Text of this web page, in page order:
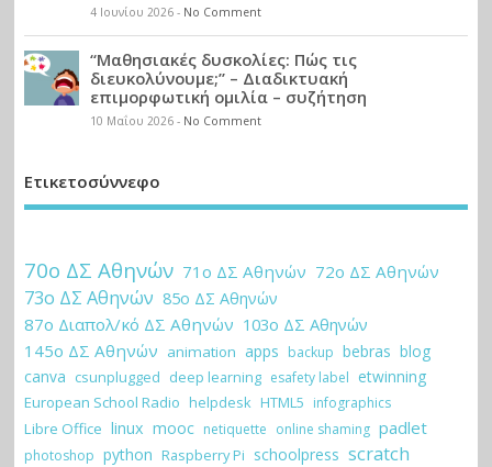
4 Ιουνίου 2026- No Comment
“Μαθησιακές δυσκολίες: Πώς τις
διευκολύνουμε;” – Διαδικτυακή
επιμορφωτική ομιλία – συζήτηση
10 Μαΐου 2026- No Comment
Ετικετοσύννεφο
70ο ΔΣ Αθηνών 71ο ΔΣ Αθηνών 72ο ΔΣ Αθηνών
73ο ΔΣ Αθηνών 85ο ΔΣ Αθηνών
87ο Διαπολ/κό ΔΣ Αθηνών 103ο ΔΣ Αθηνών
145ο ΔΣ Αθηνών animation apps backup bebras blog
canva csunplugged deep learning esafety label etwinning
European School Radio helpdesk HTML5 infographics
Libre Office linux mooc netiquette online shaming padlet
photoshop python Raspberry Pi schoolpress scratch